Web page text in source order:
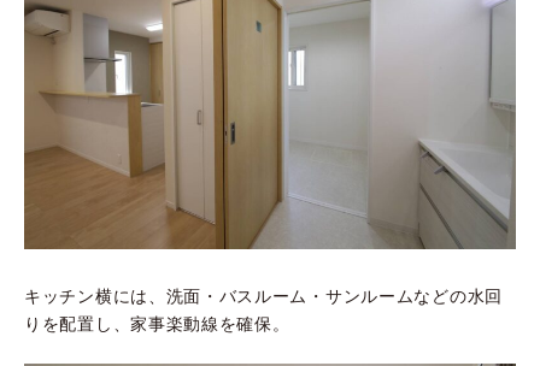
キッチン横には、洗面・バスルーム・サンルームなどの水回
りを配置し、家事楽動線を確保。